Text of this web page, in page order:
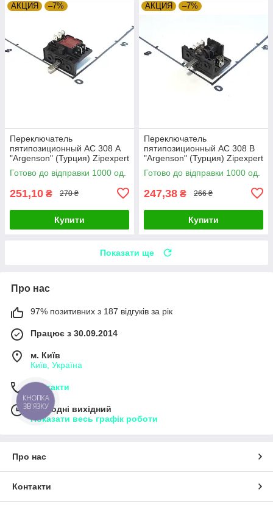
АКЦИЯ –7%
Переключатель
пятипозиционный АС 308 А
"Argenson" (Турция) Zipexpert
Готово до відправки 1000 од.
251,10 ₴ 270 ₴
Купити
АКЦИЯ –7%
Переключатель
пятипозиционный АС 308 В
"Argenson" (Турция) Zipexpert
Готово до відправки 1000 од.
247,38 ₴ 266 ₴
Купити
Показати ще
Про нас
97% позитивних з 187 відгуків за рік
Працює з 30.09.2014
м. Київ
Київ, Україна
Контакти
Сьогодні вихідний
Показати весь графік роботи
Про нас
Контакти
КНОПКА
ЗВ'ЯЗКУ